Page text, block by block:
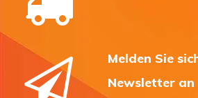
Melden Sie
Newsletter an